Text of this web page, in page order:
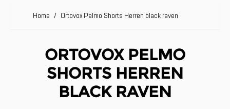
Home / Ortovox Pelmo Shorts Herren black raven
ORTOVOX PELMO
SHORTS HERREN
BLACK RAVEN